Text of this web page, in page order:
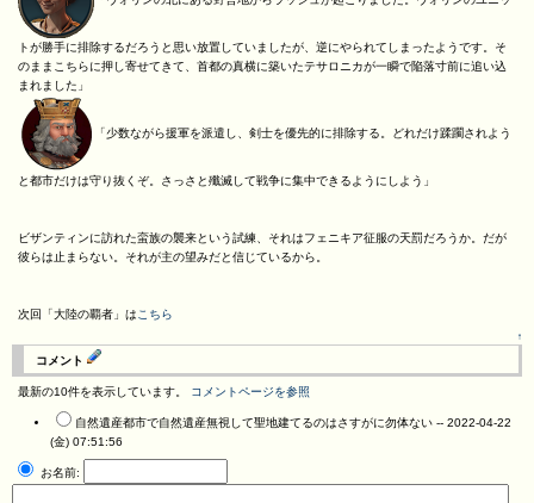
トが勝手に排除するだろうと思い放置していましたが、逆にやられてしまったようです。そ
のままこちらに押し寄せてきて、首都の真横に築いたテサロニカが一瞬で陥落寸前に追い込
まれました」
「少数ながら援軍を派遣し、剣士を優先的に排除する。どれだけ蹂躙されよう
と都市だけは守り抜くぞ。さっさと殲滅して戦争に集中できるようにしよう」
ビザンティンに訪れた蛮族の襲来という試練、それはフェニキア征服の天罰だろうか。だが
彼らは止まらない。それが主の望みだと信じているから。
次回「大陸の覇者」は こちら
↑
コメント
最新の10件を表示しています。 コメントページを参照
自然遺産都市で自然遺産無視して聖地建てるのはさすがに勿体ない -- 2022-04-22
(金) 07:51:56
お名前: